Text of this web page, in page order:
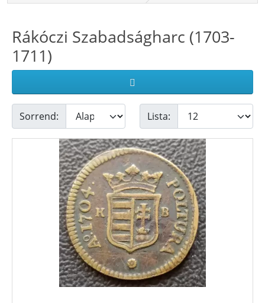
Rákóczi Szabadságharc (1703-
1711)
Sorrend: Lista: